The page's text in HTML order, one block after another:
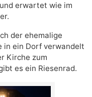
erwartet wie im
der ehemalige
in ein Dorf verwandelt
Kirche zum
es ein Riesenrad.